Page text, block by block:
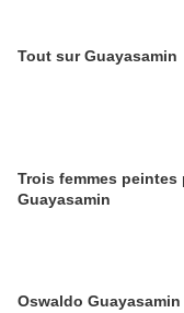
Tout sur Guayasamin
Trois femmes peintes
Guayasamin
Oswaldo Guayasamin